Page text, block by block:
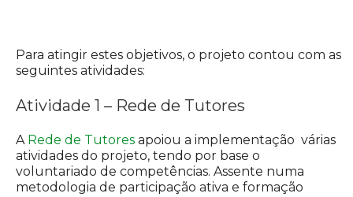
Para atingir estes objetivos, o projeto contou com as
seguintes atividades:
Atividade 1 – Rede de Tutores
A Rede de Tutores apoiou a implementação várias
atividades do projeto, tendo por base o
voluntariado de competências. Assente numa
metodologia de participação ativa e formação